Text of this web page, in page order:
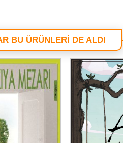
BU ÜRÜNLERİ DE ALDI